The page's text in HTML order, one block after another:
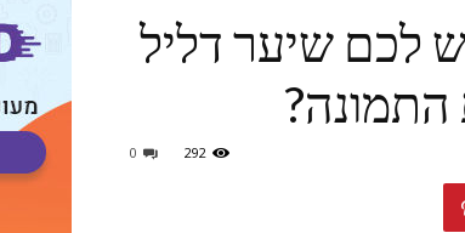
לכם שיער דליל
0 292